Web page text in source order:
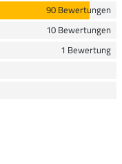
90 Bewertungen
10 Bewertungen
1 Bewertung